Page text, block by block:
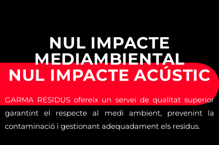
NUL IMPACTE
MEDIAMBIENTAL
NUL IMPACTE ACÚSTIC
GARMA RESIDUS ofereix un servei de qualitat superior
garantint el respecte al medi ambient, prevenint la
contaminació i gestionant adequadament els residus.